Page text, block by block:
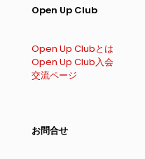
Open Up Club
Open Up Clubとは
Open Up Club入会
交流ページ
お問合せ